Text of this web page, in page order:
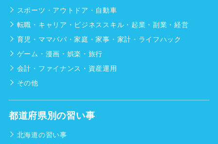
スポーツ・アウトドア・自動車
転職・キャリア・ビジネススキル・起業・副業・経営
育児・ママパパ・家庭・家事・家計・ライフハック
ゲーム・漫画・娯楽・旅行
会計・ファイナンス・資産運用
その他
都道府県別の習い事
北海道の習い事